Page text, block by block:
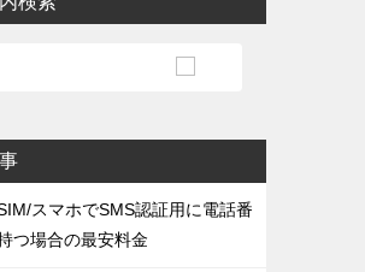
スマホでSMS認証用に電話番
つ場合の最安料金